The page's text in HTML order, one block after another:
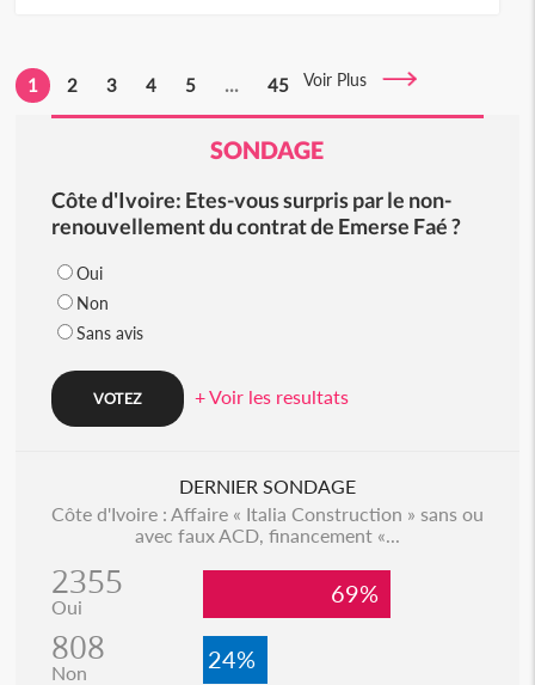
1 2 3 4 5 ... 45 Voir Plus
SONDAGE
Côte d'Ivoire: Etes-vous surpris par le non-
renouvellement du contrat de Emerse Faé ?
Oui
Non
Sans avis
+ Voir les resultats
DERNIER SONDAGE
Côte d'Ivoire : Affaire « Italia Construction » sans ou
avec faux ACD, financement «...
2355
Oui 69%
808
Non 24%